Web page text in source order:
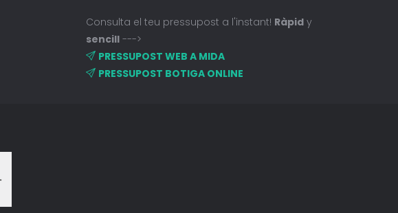
Consulta el teu pressupost a l'instant! Ràpidy
sencill--->
PRESSUPOST WEB A MIDA
PRESSUPOST BOTIGA ONLINE